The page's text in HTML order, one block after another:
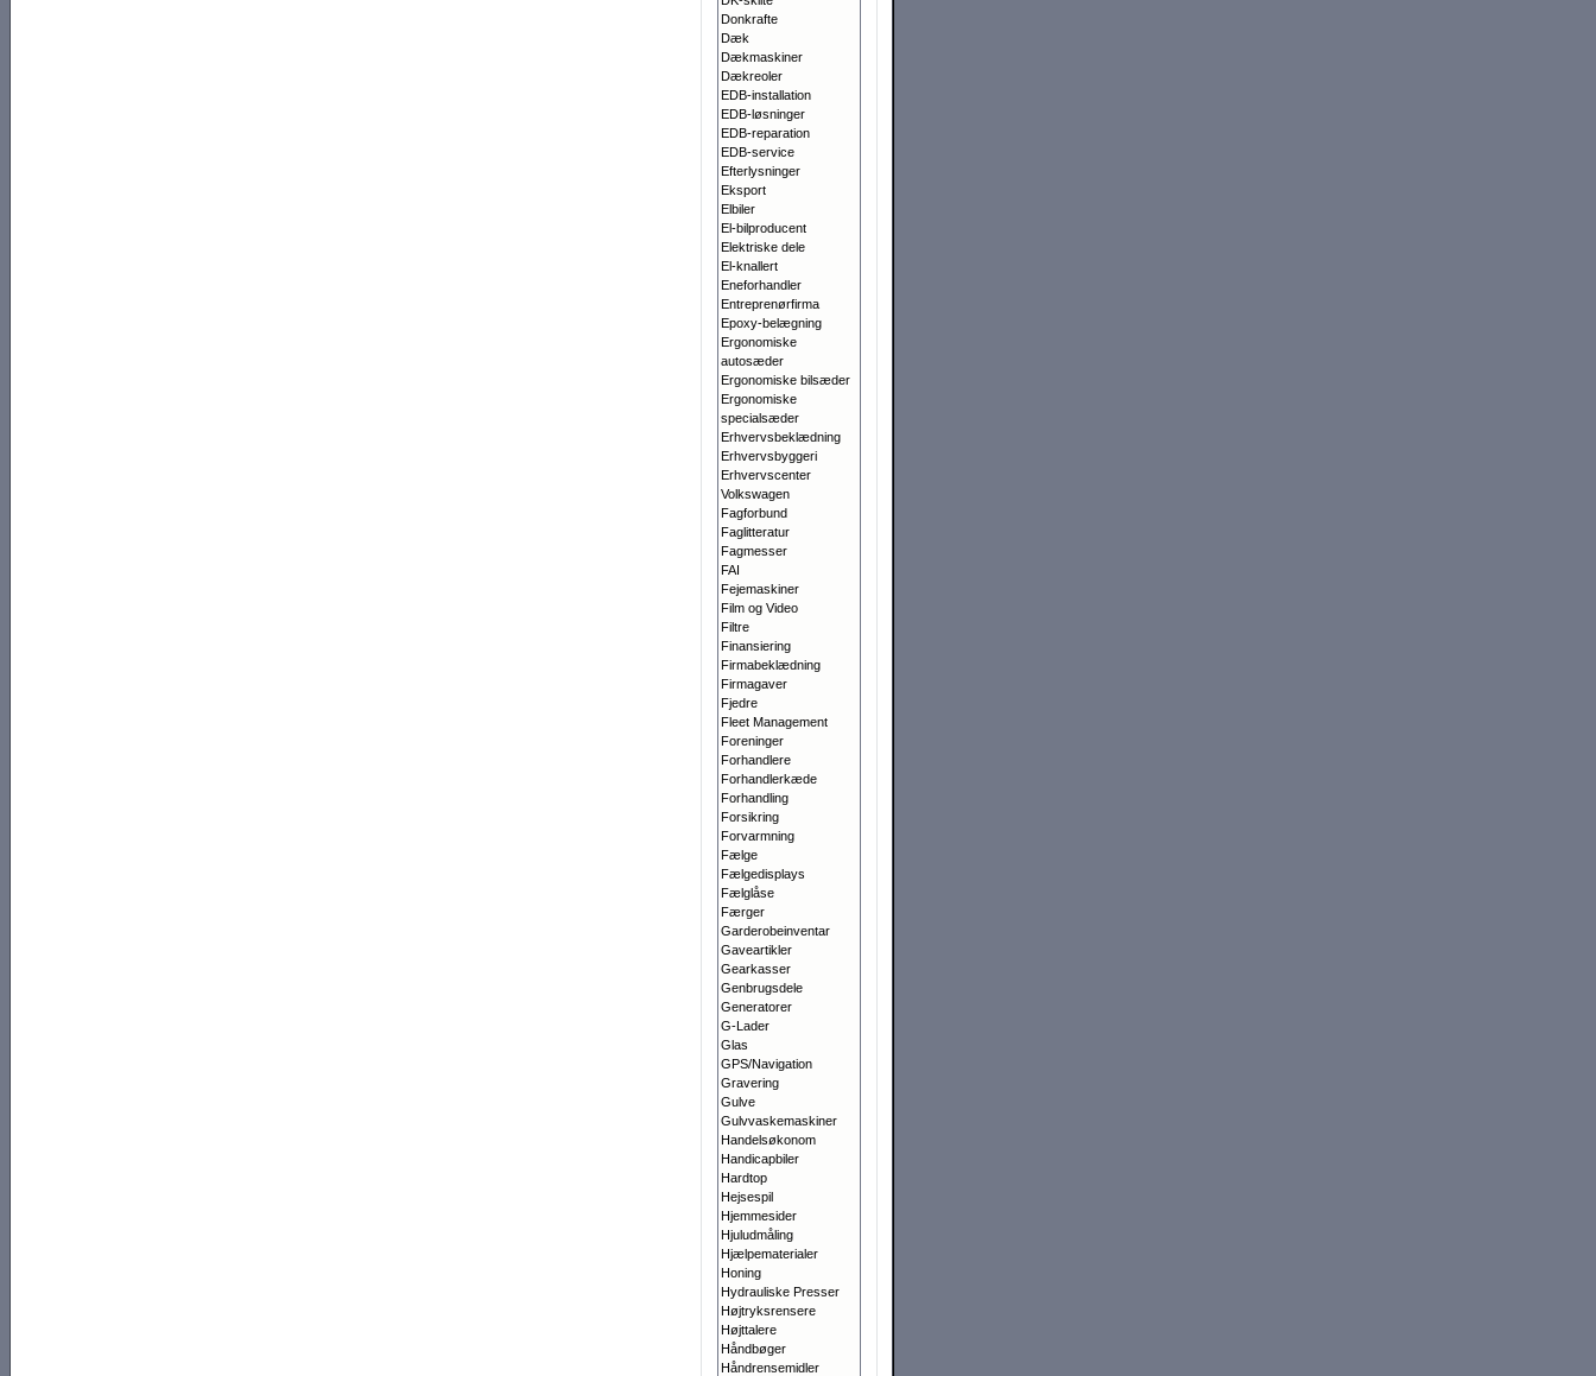
Donkrafte
Dæk
Dækmaskiner
Dækreoler
EDB-installation
EDB-løsninger
EDB-reparation
EDB-service
Efterlysninger
Eksport
Elbiler
El-bilproducent
Elektriske dele
El-knallert
Eneforhandler
Entreprenørfirma
Epoxy-belægning
Ergonomiske
autosæder
Ergonomiske bilsæder
Ergonomiske
specialsæder
Erhvervsbeklædning
Erhvervsbyggeri
Erhvervscenter
Volkswagen
Fagforbund
Faglitteratur
Fagmesser
FAI
Fejemaskiner
Film og Video
Filtre
Finansiering
Firmabeklædning
Firmagaver
Fjedre
Fleet Management
Foreninger
Forhandlere
Forhandlerkæde
Forhandling
Forsikring
Forvarmning
Fælge
Fælgedisplays
Fælglåse
Færger
Garderobeinventar
Gaveartikler
Gearkasser
Genbrugsdele
Generatorer
G-Lader
Glas
GPS/Navigation
Gravering
Gulve
Gulvvaskemaskiner
Handelsøkonom
Handicapbiler
Hardtop
Hejsespil
Hjemmesider
Hjuludmåling
Hjælpematerialer
Honing
Hydrauliske Presser
Højtryksrensere
Højttalere
Håndbøger
Håndrensemidler